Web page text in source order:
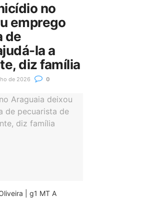
no
emprego
de
la a
diz família
de 2026 0
| g1 MT A